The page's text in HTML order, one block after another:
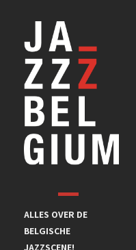
ALLES OVER DE
BELGISCHE
JAZZSCENE!